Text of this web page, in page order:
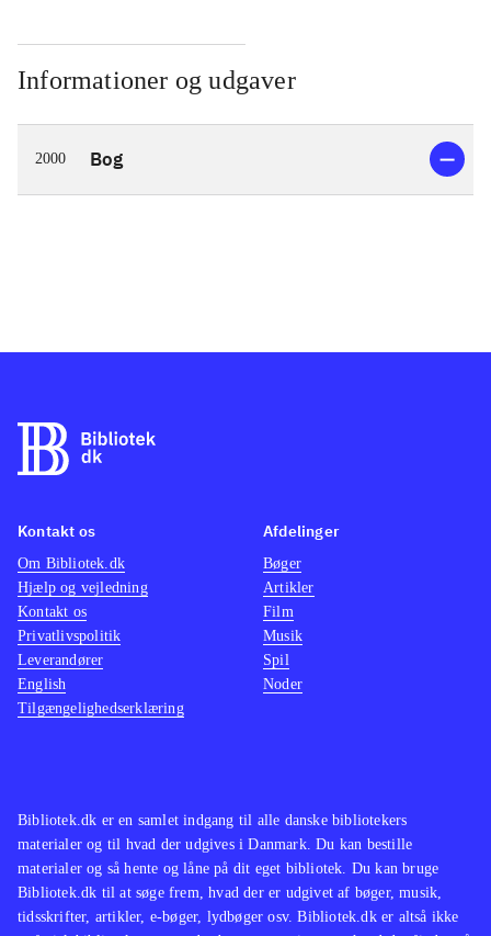
Informationer og udgaver
2000 Bog
Bibliotek.dk er en samlet indgang til alle danske bibliotekers
materialer og til hvad der udgives i Danmark. Du kan bestille
materialer og så hente og låne på dit eget bibliotek. Du kan bruge
Bibliotek.dk til at søge frem, hvad der er udgivet af bøger, musik,
tidsskrifter, artikler, e-bøger, lydbøger osv. Bibliotek.dk er altså ikke
Kontakt os
Om Bibliotek.dk
Hjælp og vejledning
Kontakt os
Privatlivspolitik
Leverandører
English
Tilgængelighedserklæring
Afdelinger
Bøger
Artikler
Film
Musik
Spil
Noder